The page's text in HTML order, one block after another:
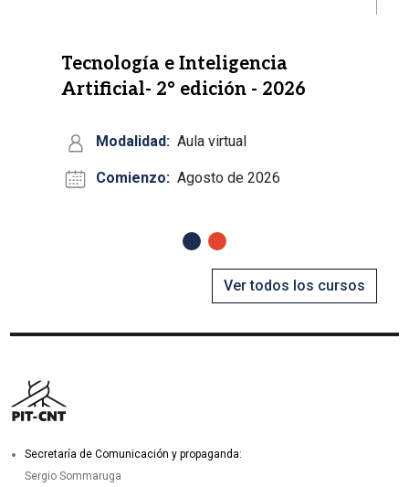
Tecnología e Inteligencia
Artificial- 2° edición - 2026
Modalidad: Aula virtual
Comienzo: Agosto de 2026
Ver todos los cursos
Secretaría de Comunicación y propaganda:
Sergio Sommaruga